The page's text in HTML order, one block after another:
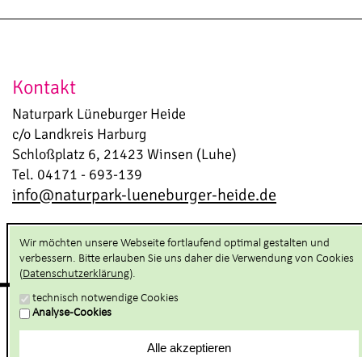
Kontakt
Naturpark Lüneburger Heide
c/o Landkreis Harburg
Schloßplatz 6, 21423 Winsen (Luhe)
Tel. 04171 - 693-139
info@naturpark-lueneburger-heide.de
Hilfsnavigation anzeigen
Wir möchten unsere Webseite fortlaufend optimal gestalten und
verbessern. Bitte erlauben Sie uns daher die Verwendung von Cookies
(Datenschutzerklärung).
technisch notwendige Cookies
Analyse-Cookies
Alle akzeptieren